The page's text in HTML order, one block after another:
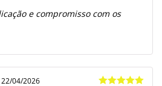
de 5
e compromisso com os
22/04/2026